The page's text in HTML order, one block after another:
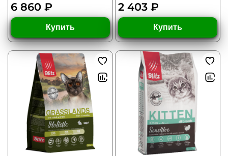
6 860 ₽
Купить
2 403 ₽
Купить